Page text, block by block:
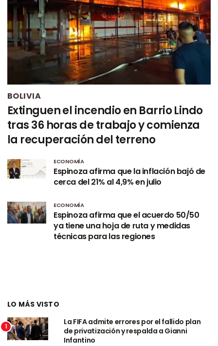
BOLIVIA
Extinguen el incendio en Barrio Lindo
tras 36 horas de trabajo y comienza
la recuperación del terreno
ECONOMÍA
Espinoza afirma que la inflación bajó de
cerca del 21% al 4,9% en julio
ECONOMÍA
Espinoza afirma que el acuerdo 50/50
ya tiene una hoja de ruta y medidas
técnicas para las regiones
LO MÁS VISTO
1
La FIFA admite errores por el fallido plan
de privatización y respalda a Gianni
Infantino